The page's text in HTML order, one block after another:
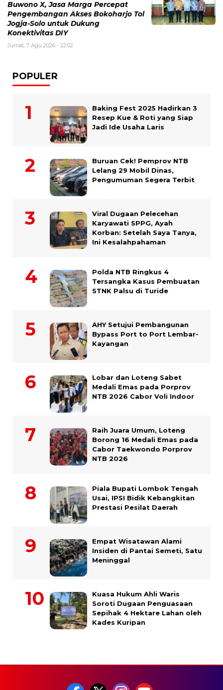
Buwono X, Jasa Marga Percepat
Pengembangan Akses Bokoharjo Tol
Jogja-Solo untuk Dukung
Konektivitas DIY
Jumat, 7 Agu 2026 - 22:02
POPULER
Baking Fest 2025 Hadirkan 3
Resep Kue & Roti yang Siap
Jadi Ide Usaha Laris
Buruan Cek! Pemprov NTB
Lelang 29 Mobil Dinas,
Pengumuman Segera Terbit
Viral Dugaan Pelecehan
Karyawati SPPG, Ayah
Korban: Setelah Saya Tanya,
Ini Kesalahpahaman
Polda NTB Ringkus 4
Tersangka Kasus Pembuatan
STNK Palsu di Turide
AHY Setujui Pembangunan
Bypass Port to Port Lembar-
Kayangan
Lobar dan Loteng Sabet
Medali Emas pada Porprov
NTB 2026 Cabor Voli Indoor
Raih Juara Umum, Loteng
Borong 16 Medali Emas pada
Cabor Taekwondo Porprov
NTB 2026
Piala Bupati Lombok Tengah
Usai, IPSI Bidik Kebangkitan
Prestasi Pesilat Daerah
Empat Wisatawan Alami
Insiden di Pantai Semeti, Satu
Meninggal
Kuasa Hukum Ahli Waris
Soroti Dugaan Penguasaan
Sepihak 4 Hektare Lahan oleh
Kades Kuripan